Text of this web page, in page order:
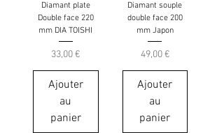
Diamant plate
Double face 220
mm DIA TOISHI
Prix
33,00 €
Ajouter
au
panier
Diamant souple
double face 200
mm Japon
Prix
49,00 €
Ajouter
au
panier